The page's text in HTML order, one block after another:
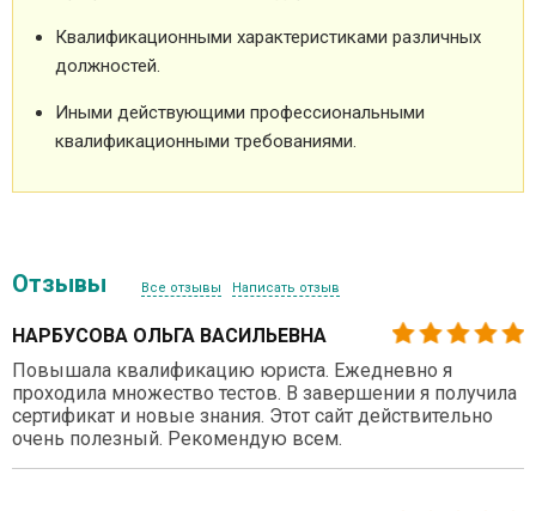
Квалификационными характеристиками различных
должностей.
Иными действующими профессиональными
квалификационными требованиями.
Отзывы Все отзывы Написать отзыв
НАРБУСОВА ОЛЬГА ВАСИЛЬЕВНА
Повышала квалификацию юриста. Ежедневно я
проходила множество тестов. В завершении я получила
сертификат и новые знания. Этот сайт действительно
очень полезный. Рекомендую всем.